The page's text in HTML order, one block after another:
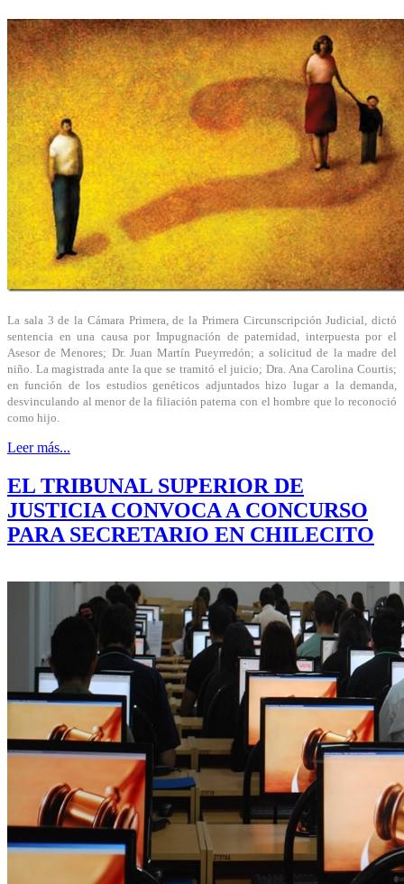
La sala 3 de la Cámara Primera, de la Primera Circunscripción Judicial, dictó
sentencia en una causa por Impugnación de paternidad, interpuesta por el
Asesor de Menores; Dr. Juan Martín Pueyrredón; a solicitud de la madre del
niño. La magistrada ante la que se tramitó el juicio; Dra. Ana Carolina Courtis;
en función de los estudios genéticos adjuntados hizo lugar a la demanda,
desvinculando al menor de la filiación paterna con el hombre que lo reconoció
como hijo.
Leer más...
EL TRIBUNAL SUPERIOR DE
JUSTICIA CONVOCA A CONCURSO
PARA SECRETARIO EN CHILECITO